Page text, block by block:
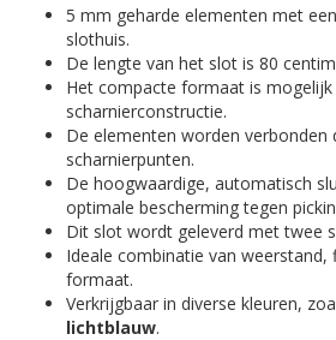
5 mm geharde elementen met
slothuis.
De lengte van het slot is 80
Het compacte formaat is
scharnierconstructie.
De elementen worden verbonden
scharnierpunten.
De hoogwaardige, automatisch
optimale bescherming tegen
Dit slot wordt geleverd met twee
Ideale combinatie van weerstand,
formaat.
Verkrijgbaar in diverse kleuren,
lichtblauw.